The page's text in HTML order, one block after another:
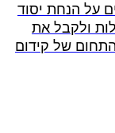
על הנחת יסוד
ולקבל את
של קידום